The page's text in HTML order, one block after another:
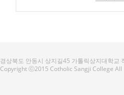
경상북도 안동시 상지길45 가톨릭상지대학교
Copyright ⓒ2015 Cotholic Sangji College